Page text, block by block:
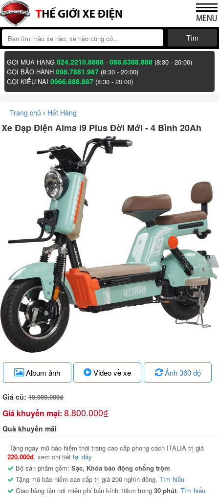
Tìm
GỌI MUA HÀNG024.2210.8888 -088.6388.888 (8:30 - 20:00)
GỌI BẢO HÀNH098.7881.987 (8:30 - 20:00)
GỌI KIẾU NẠI0966.888.887 (8:30 - 20:00)
Trang chủ › Hết Hàng
Xe Đạp Điện Aima I9 Plus Đời Mới - 4 Bình 20Ah
Album ảnh Video về xe Ảnh 360 độ
Giá cũ: 10.900.000₫
Giá khuyến mại: 8.800.000₫
Quà khuyến mãi
Tặng ngay mũ bảo hiểm thời trang cao cấp phong cách ITALIA trị giá
220.000đ, xem chi tiết tại đây
Bộ sản phẩm gồm: Sạc, Khóa báo động chống trộm
Tặng mũ bảo hiểm cao cấp trị giá 200 nghìn đồng. Tìm hiểu
Giao hàng tận nơi miễn phí bán kính 10km trong 30 phút. Tìm hiểu